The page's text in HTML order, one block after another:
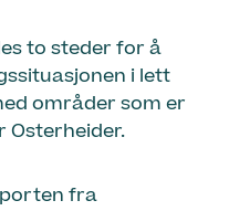
to steder for å
i lett
områder som er
Osterheider.
fra